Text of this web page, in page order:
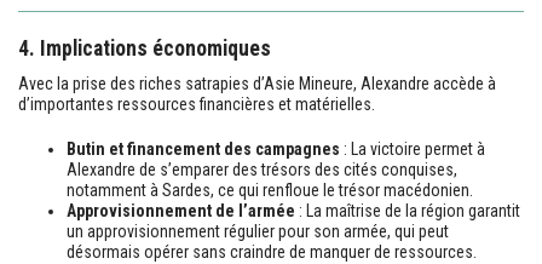
4. Implications économiques
Avec la prise des riches satrapies d’Asie Mineure, Alexandre accède à
d’importantes ressources financières et matérielles.
Butin et financement des campagnes : La victoire permet à
Alexandre de s’emparer des trésors des cités conquises,
notamment à Sardes, ce qui renfloue le trésor macédonien.
Approvisionnement de l’armée : La maîtrise de la région garantit
un approvisionnement régulier pour son armée, qui peut
désormais opérer sans craindre de manquer de ressources.